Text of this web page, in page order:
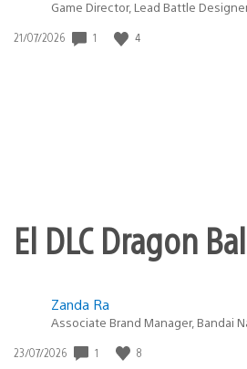
Game Director, Lead Battle
Fecha
21/07/2026 1 4
El DLC Dragon
Zanda Ra
Associate Brand Manager, Bandai
Fecha
23/07/2026 1 8